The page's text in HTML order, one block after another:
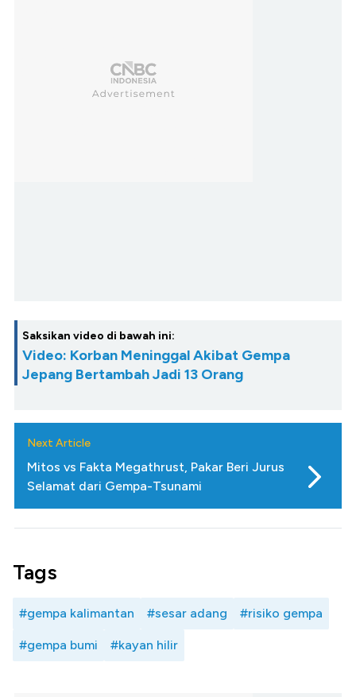
Saksikan video di bawah ini:
Video: Korban Meninggal Akibat Gempa
Jepang Bertambah Jadi 13 Orang
Next Article
Mitos vs Fakta Megathrust, Pakar Beri Jurus
Selamat dari Gempa-Tsunami
Tags
#gempa kalimantan #sesar adang #risiko gempa
#gempa bumi #kayan hilir